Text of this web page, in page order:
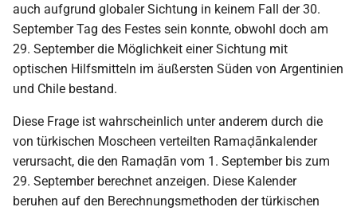
auch aufgrund globaler Sichtung in keinem Fall der 30.
September Tag des Festes sein konnte, obwohl doch am
29. September die Möglichkeit einer Sichtung mit
optischen Hilfsmitteln im äußersten Süden von Argentinien
und Chile bestand.
Diese Frage ist wahrscheinlich unter anderem durch die
von türkischen Moscheen verteilten Ramaḍānkalender
verursacht, die den Ramaḍān vom 1. September bis zum
29. September berechnet anzeigen. Diese Kalender
beruhen auf den Berechnungsmethoden der türkischen